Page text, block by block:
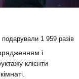
подарували 1 959 разів
і
клієнти